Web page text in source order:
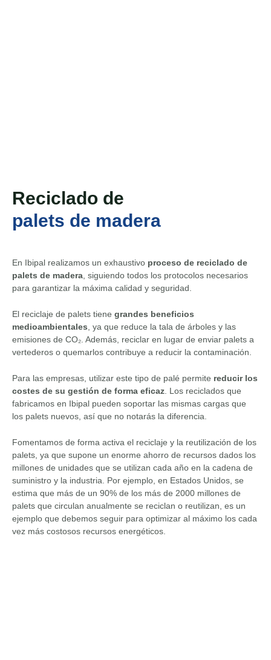
Reciclado de
palets de madera
En Ibipal realizamos un exhaustivo proceso de reciclado de
palets de madera , siguiendo todos los protocolos necesarios
para garantizar la máxima calidad y seguridad.
El reciclaje de palets tiene grandes beneficios
medioambientales , ya que reduce la tala de árboles y las
emisiones de CO₂. Además, reciclar en lugar de enviar palets a
vertederos o quemarlos contribuye a reducir la contaminación.
Para las empresas, utilizar este tipo de palé permite reducir los
costes de su gestión de forma eficaz . Los reciclados que
fabricamos en Ibipal pueden soportar las mismas cargas que
los palets nuevos, así que no notarás la diferencia.
Fomentamos de forma activa el reciclaje y la reutilización de los
palets, ya que supone un enorme ahorro de recursos dados los
millones de unidades que se utilizan cada año en la cadena de
suministro y la industria. Por ejemplo, en Estados Unidos, se
estima que más de un 90% de los más de 2000 millones de
palets que circulan anualmente se reciclan o reutilizan, es un
ejemplo que debemos seguir para optimizar al máximo los cada
vez más costosos recursos energéticos.